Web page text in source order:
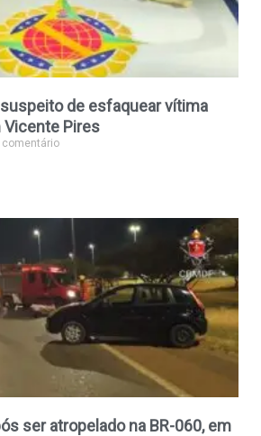
de esfaquear vítima
Vicente Pires
comentário
ser atropelado na BR-060, em